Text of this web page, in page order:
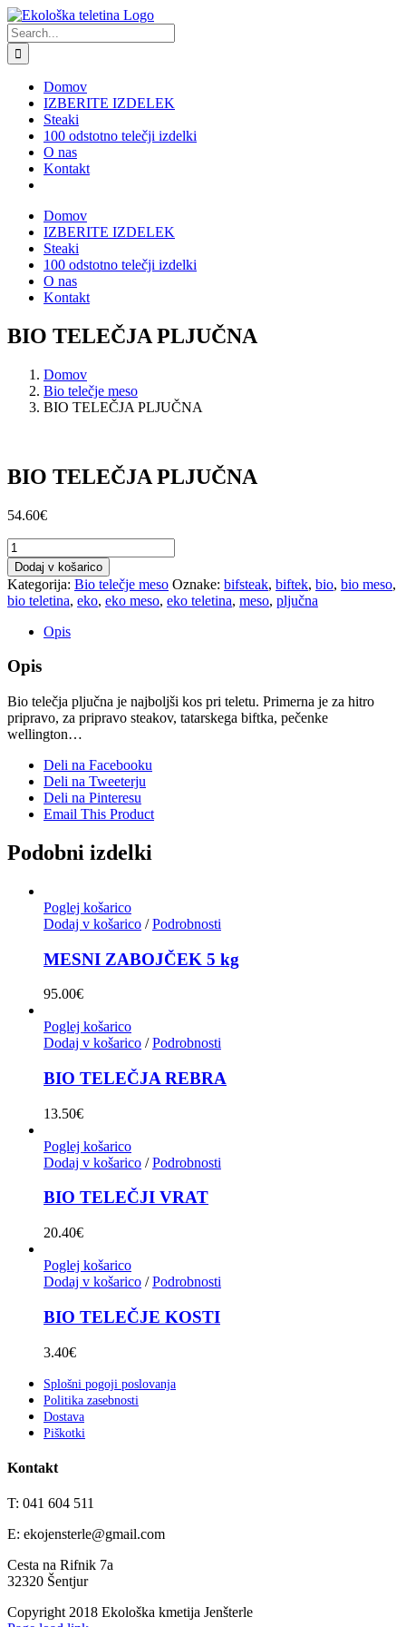
Skip
to
content
Search
for:
Domov
IZBERITE IZDELEK
Steaki
100 odstotno telečji izdelki
O nas
Kontakt
Domov
IZBERITE IZDELEK
Steaki
100 odstotno telečji izdelki
O nas
Kontakt
BIO TELEČJA PLJUČNA
Domov
Bio telečje meso
BIO TELEČJA PLJUČNA
BIO TELEČJA PLJUČNA
54.60€
BIO
TELEČJA
PLJUČNA
količina
Dodaj v košarico
Kategorija: Bio telečje meso Oznake: bifsteak, biftek, bio, bio meso,
bio teletina, eko, eko meso, eko teletina, meso, pljučna
Opis
Opis
Bio telečja pljučna je najboljši kos pri teletu. Primerna je za hitro
pripravo, za pripravo steakov, tatarskega biftka, pečenke
wellington…
Deli na Facebooku
Deli na Tweeterju
Deli na Pinteresu
Email This Product
Podobni izdelki
Poglej košarico
Dodaj v košarico / Podrobnosti
MESNI ZABOJČEK 5 kg
95.00€
Poglej košarico
Dodaj v košarico / Podrobnosti
BIO TELEČJA REBRA
13.50€
Poglej košarico
Dodaj v košarico / Podrobnosti
BIO TELEČJI VRAT
20.40€
Poglej košarico
Dodaj v košarico / Podrobnosti
BIO TELEČJE KOSTI
3.40€
Splošni pogoji poslovanja
Politika zasebnosti
Dostava
Piškotki
Kontakt
T: 041 604 511
E: ekojensterle@gmail.com
Cesta na Rifnik 7a
32320 Šentjur
Copyright 2018 Ekološka kmetija Jenšterle